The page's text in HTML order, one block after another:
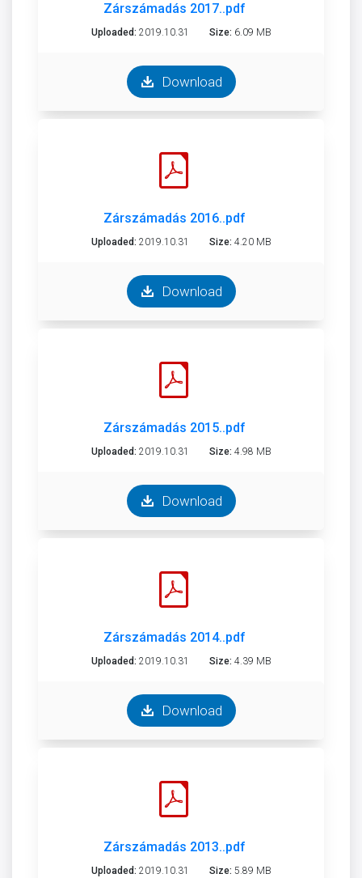
Zárszámadás 2017..pdf
Uploaded: 2019.10.31 Size: 6.09 MB
Download
Zárszámadás 2016..pdf
Uploaded: 2019.10.31 Size: 4.20 MB
Download
Zárszámadás 2015..pdf
Uploaded: 2019.10.31 Size: 4.98 MB
Download
Zárszámadás 2014..pdf
Uploaded: 2019.10.31 Size: 4.39 MB
Download
Zárszámadás 2013..pdf
Uploaded: 2019.10.31 Size: 5.89 MB